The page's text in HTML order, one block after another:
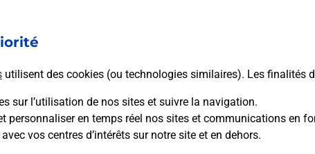
utilisent des cookies (ou technologies similaires). Les finalités
sur l’utilisation de nos sites et suivre la navigation.
personnaliser en temps réel nos sites et communications en
vos centres d’intérêts sur notre site et en dehors.